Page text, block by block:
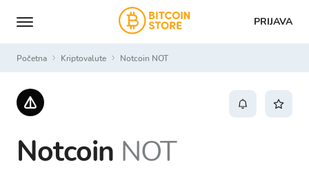
PRIJAVA
Početna Kriptovalute Notcoin NOT
Notcoin NOT